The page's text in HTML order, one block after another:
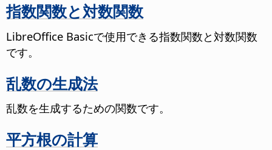
指数関数と対数関数
LibreOffice Basicで使用できる指数関数と対数関数
です。
乱数の生成法
乱数を生成するための関数です。
平方根の計算